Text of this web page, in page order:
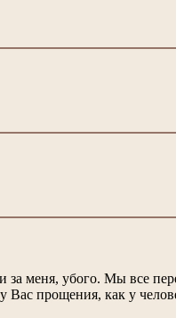
за меня, убого. Мы все
прощения, как у